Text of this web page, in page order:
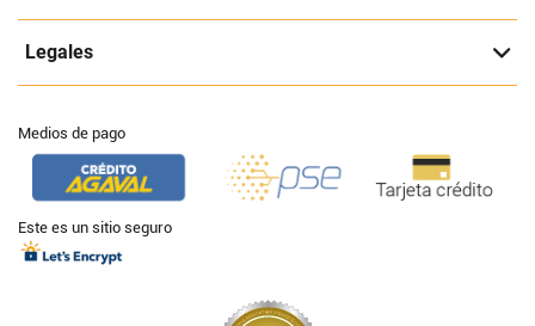
Legales
Medios de pago
Este es un sitio seguro